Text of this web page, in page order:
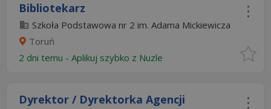
Bibliotekarz
Szkoła Podstawowa nr 2 im. Adama Mickiewicza
Toruń
2 dni temu - Aplikuj szybko z Nuzle
Dyrektor / Dyrektorka Agencji